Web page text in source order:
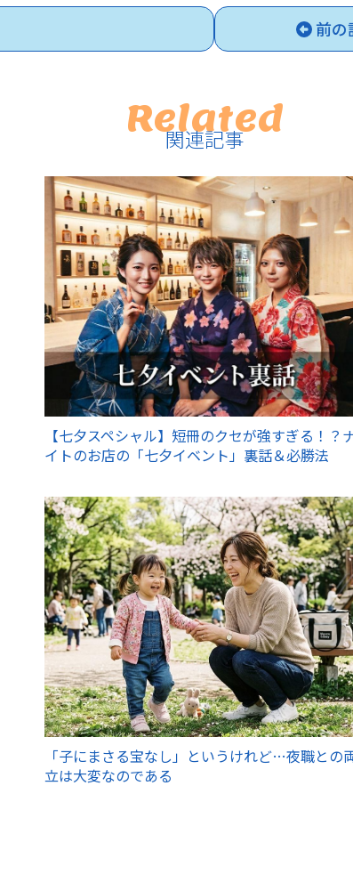
前の
Related
関連記事
【七夕スペシャル】短冊のクセが強すぎる！？
イトのお店の「七夕イベント」裏話＆必勝法
「子にまさる宝なし」というけれど…夜職との
立は大変なのである